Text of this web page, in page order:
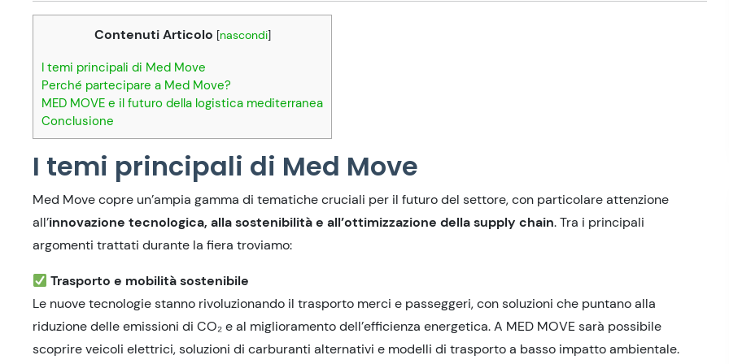
Contenuti Articolo [nascondi]
I temi principali di Med Move
Perché partecipare a Med Move?
MED MOVE e il futuro della logistica mediterranea
Conclusione
I temi principali di Med Move
Med Move copre un’ampia gamma di tematiche cruciali per il futuro del settore, con particolare attenzione
all’innovazione tecnologica, alla sostenibilità e all’ottimizzazione della supply chain. Tra i principali
argomenti trattati durante la fiera troviamo:
Trasporto e mobilità sostenibile
Le nuove tecnologie stanno rivoluzionando il trasporto merci e passeggeri, con soluzioni che puntano alla
riduzione delle emissioni di CO₂ e al miglioramento dell’efficienza energetica. A MED MOVE sarà possibile
scoprire veicoli elettrici, soluzioni di carburanti alternativi e modelli di trasporto a basso impatto ambientale.